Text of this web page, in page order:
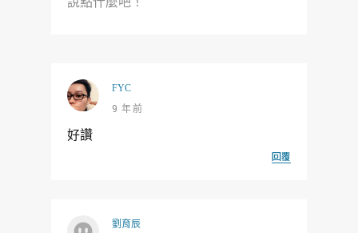
FYC
9 年前
好讚
回覆
劉育辰